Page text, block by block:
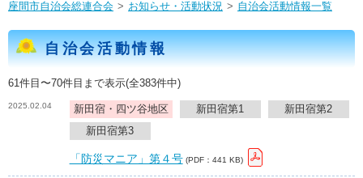
座間市自治会総連合会 お知らせ・活動状況 自治会活動情報一覧
自治会活動情報
61件目〜70件目まで表示(全383件中)
2025.02.04 新田宿・四ツ谷地区 新田宿第1
新田宿第2
新田宿第3
「防災マニア」第４号 (PDF：441 KB)